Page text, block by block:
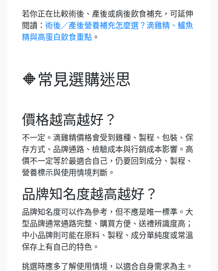
若你正在比較術後、產後或病後飲食補充，可延伸
閱讀： 術後／產後營養補充怎麼選？滴雞精、鱸魚
精與高蛋白飲食重點 。
🔶常見選購迷思
價格越高越好？
不一定。滴雞精價格會受到雞種、製程、包裝、保
存方式、品牌通路、檢驗成本與行銷成本影響。高
價不一定等於最適合自己，仍要回到成分、製程、
營養標示與使用情境判斷。
品牌知名度越高越好？
品牌知名度可以作為參考，但不應是唯一標準。大
型品牌通常通路完整、購買方便、送禮辨識度高；
中小品牌則可能在原料、製程、成分單純度或常溫
保存上有自己的特色。
挑選時應多了解使用情境，以適合自身需求為主。